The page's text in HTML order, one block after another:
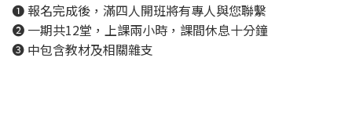
❶ 報名完成後，滿四人開班將有專人與您聯繫
❷ 一期共12堂，上課兩小時，課間休息十分鐘
❸ 中包含教材及相關雜支